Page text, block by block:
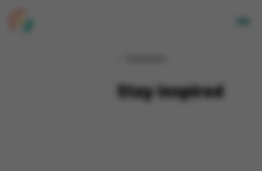
Stay inspired